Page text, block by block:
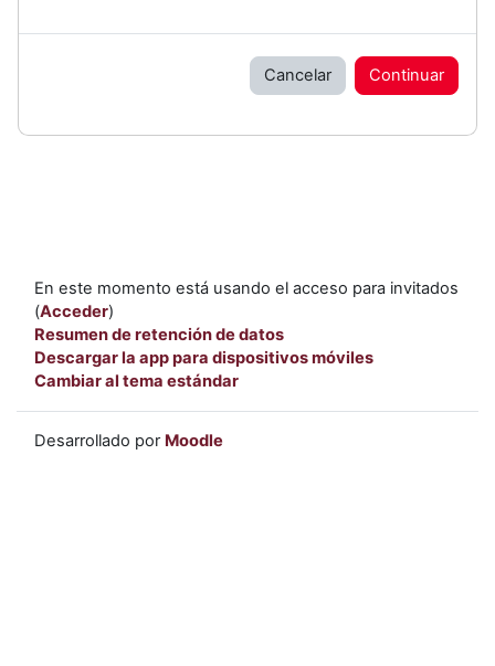
Cancelar Continuar
En este momento está usando el acceso para invitados
(Acceder)
Resumen de retención de datos
Descargar la app para dispositivos móviles
Cambiar al tema estándar
Desarrollado por Moodle